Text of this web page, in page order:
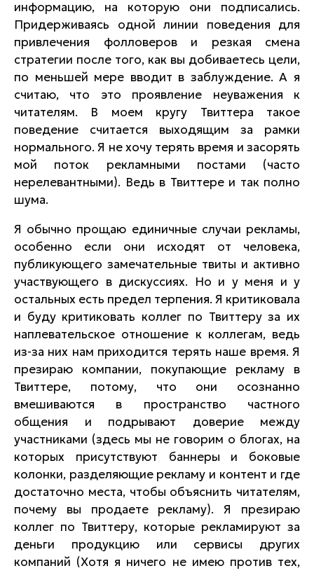
информацию, на которую они подписались.
Придерживаясь одной линии поведения для
привлечения фолловеров и резкая смена
стратегии после того, как вы добиваетесь цели,
по меньшей мере вводит в заблуждение. А я
считаю, что это проявление неуважения к
читателям. В моем кругу Твиттера такое
поведение считается выходящим за рамки
нормального. Я не хочу терять время и засорять
мой поток рекламными постами (часто
нерелевантными). Ведь в Твиттере и так полно
шума.
Я обычно прощаю единичные случаи рекламы,
особенно если они исходят от человека,
публикующего замечательные твиты и активно
участвующего в дискуссиях. Но и у меня и у
остальных есть предел терпения. Я критиковала
и буду критиковать коллег по Твиттеру за их
наплевательское отношение к коллегам, ведь
из-за них нам приходится терять наше время. Я
презираю компании, покупающие рекламу в
Твиттере, потому, что они осознанно
вмешиваются в пространство частного
общения и подрывают доверие между
участниками (здесь мы не говорим о блогах, на
которых присутствуют баннеры и боковые
колонки, разделяющие рекламу и контент и где
достаточно места, чтобы объяснить читателям,
почему вы продаете рекламу). Я презираю
коллег по Твиттеру, которые рекламируют за
деньги продукцию или сервисы других
компаний (Хотя я ничего не имею против тех,